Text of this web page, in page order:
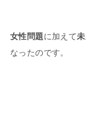
女性問題に加えて
なったのです。